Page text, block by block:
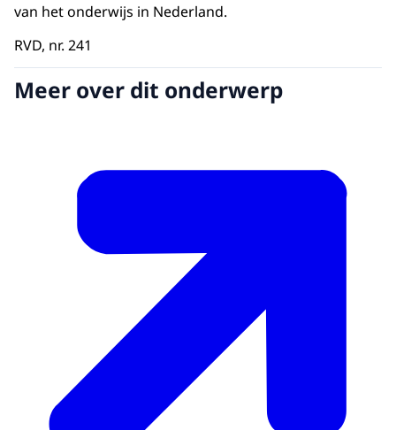
van het onderwijs in Nederland.
RVD, nr. 241
Meer over dit onderwerp